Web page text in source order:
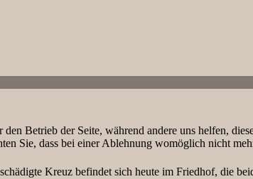
Kreuz befindet sich heute im Friedhof, die
Betrieb der Seite, während andere uns helfen,
Sie, dass bei einer Ablehnung womöglich nicht